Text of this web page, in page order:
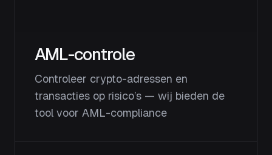
AML-controle
Controleer crypto-adressen en
transacties op risico’s — wij bieden de
tool voor AML-compliance